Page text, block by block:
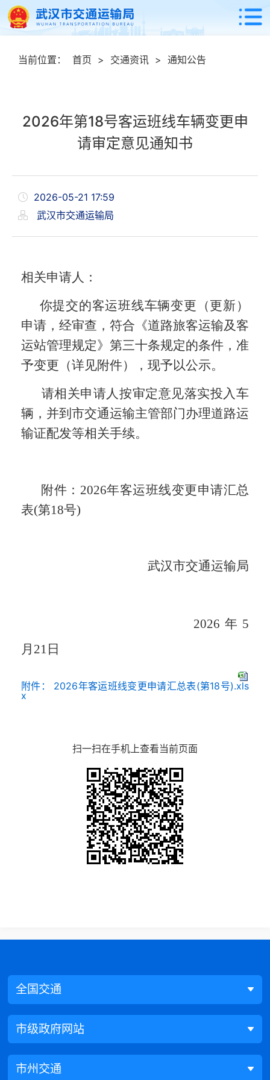
当前位置： 首页 > 交通资讯 > 通知公告
2026年第18号客运班线车辆变更申
请审定意见通知书
2026-05-21 17:59
武汉市交通运输局
相关申请人：
你提交的客运班线车辆变更（更新）
申请，经审查，符合 《道路旅客运输及客
运站管理规定》第三十条规定的条件 ，准
予变更 （详见附件）， 现予以公示。
请相关申请人按审定意见落实投入车
辆，并到市交通运输主管部门办理道路运
输证配发等相关手续。
附件： 2026年客运班线变更申请汇总
表(第18号)
武汉市交通运输局
2026 年 5
月 21 日
附件： 2026年客运班线变更申请汇总表(第18号).xls
x
扫一扫在手机上查看当前页面
全国交通
市级政府网站
市州交通